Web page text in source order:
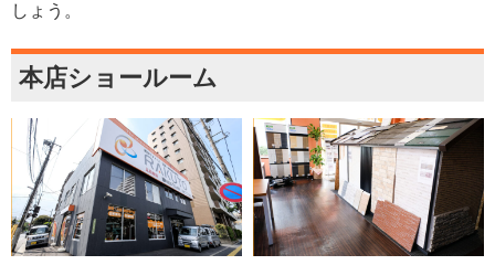
しょう。
本店ショールーム